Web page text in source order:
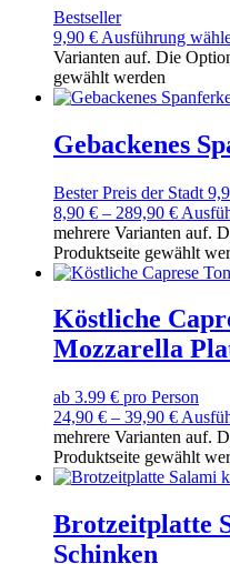
Bestseller
9,90 € Ausführung
Varianten auf. Die
gewählt werden
Gebackenes
Bester Preis der Stadt
8,90 € – 289,90 €
mehrere Varianten auf.
Produktseite gewählt
Köstliche
Mozzarella
ab 3.99 € pro Person
24,90 € – 39,90 €
mehrere Varianten auf.
Produktseite gewählt
Brotzeitplatte
Schinken